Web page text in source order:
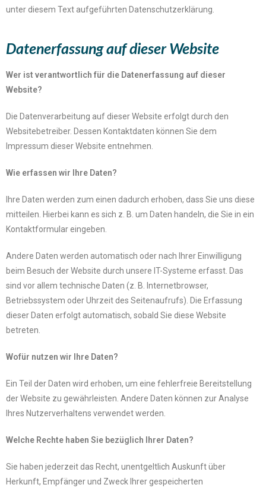
unter diesem Text aufgeführten Datenschutzerklärung.
Datenerfassung auf dieser Website
Wer ist verantwortlich für die Datenerfassung auf dieser
Website?
Die Datenverarbeitung auf dieser Website erfolgt durch den
Websitebetreiber. Dessen Kontaktdaten können Sie dem
Impressum dieser Website entnehmen.
Wie erfassen wir Ihre Daten?
Ihre Daten werden zum einen dadurch erhoben, dass Sie uns diese
mitteilen. Hierbei kann es sich z. B. um Daten handeln, die Sie in ein
Kontaktformular eingeben.
Andere Daten werden automatisch oder nach Ihrer Einwilligung
beim Besuch der Website durch unsere IT-Systeme erfasst. Das
sind vor allem technische Daten (z. B. Internetbrowser,
Betriebssystem oder Uhrzeit des Seitenaufrufs). Die Erfassung
dieser Daten erfolgt automatisch, sobald Sie diese Website
betreten.
Wofür nutzen wir Ihre Daten?
Ein Teil der Daten wird erhoben, um eine fehlerfreie Bereitstellung
der Website zu gewährleisten. Andere Daten können zur Analyse
Ihres Nutzerverhaltens verwendet werden.
Welche Rechte haben Sie bezüglich Ihrer Daten?
Sie haben jederzeit das Recht, unentgeltlich Auskunft über
Herkunft, Empfänger und Zweck Ihrer gespeicherten